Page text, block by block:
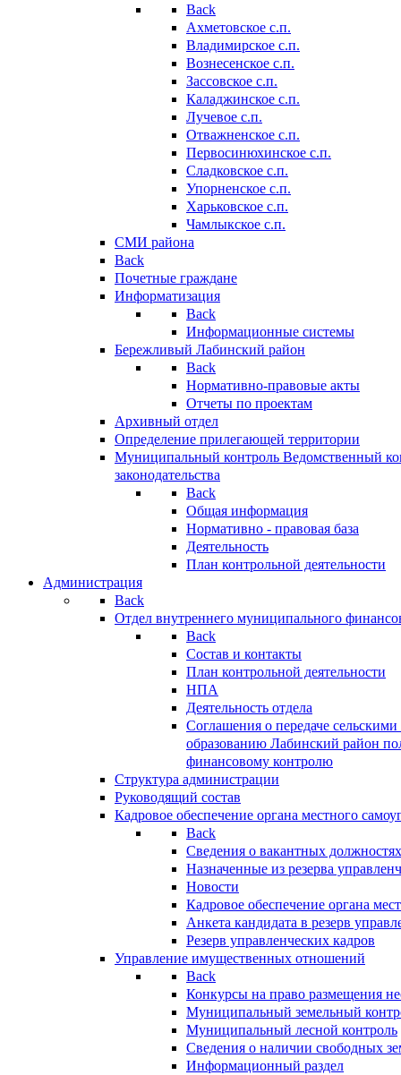
Back
Ахметовское с.п.
Владимирское с.п.
Вознесенское с.п.
Зассовское с.п.
Каладжинское с.п.
Лучевое с.п.
Отважненское с.п.
Первосинюхинское с.п.
Сладковское с.п.
Упорненское с.п.
Харьковское с.п.
Чамлыкское с.п.
СМИ района
Back
Почетные граждане
Информатизация
Back
Информационные системы
Бережливый Лабинский район
Back
Нормативно-правовые акты
Отчеты по проектам
Архивный отдел
Определение прилегающей территории
Муниципальный контроль Ведомственный
законодательства
Back
Общая информация
Нормативно - правовая база
Деятельность
План контрольной деятельности
Администрация
Back
Отдел внутреннего муниципального
Back
Состав и контакты
План контрольной деятельности
НПА
Деятельность отдела
Соглашения о передаче
образованию Лабинский район
финансовому контролю
Структура администрации
Руководящий состав
Кадровое обеспечение органа местного
Back
Сведения о вакантных
Назначенные из резерва
Новости
Кадровое обеспечение органа
Анкета кандидата в резерв
Резерв управленческих кадров
Управление имущественных отношений
Back
Конкурсы на право размещения
Муниципальный земельный
Муниципальный лесной контроль
Сведения о наличии свободных
Информационный раздел